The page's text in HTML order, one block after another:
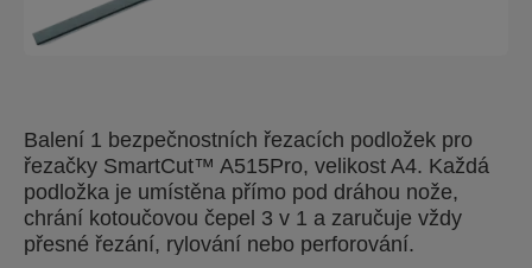
Balení 1 bezpečnostních řezacích podložek pro
řezačky SmartCut™ A515Pro, velikost A4. Každá
podložka je umístěna přímo pod dráhou nože,
chrání kotoučovou čepel 3 v 1 a zaručuje vždy
přesné řezání, rylování nebo perforování.